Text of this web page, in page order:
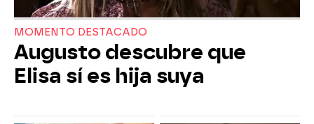
MOMENTO DESTACADO
Augusto descubre que
Elisa sí es hija suya